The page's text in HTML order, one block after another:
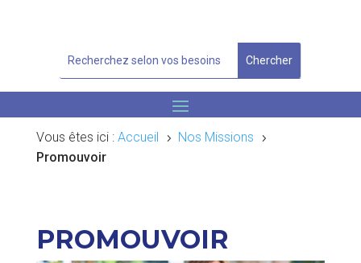
Vous êtes ici : Accueil 5 Nos Missions 5
Promouvoir
PROMOUVOIR